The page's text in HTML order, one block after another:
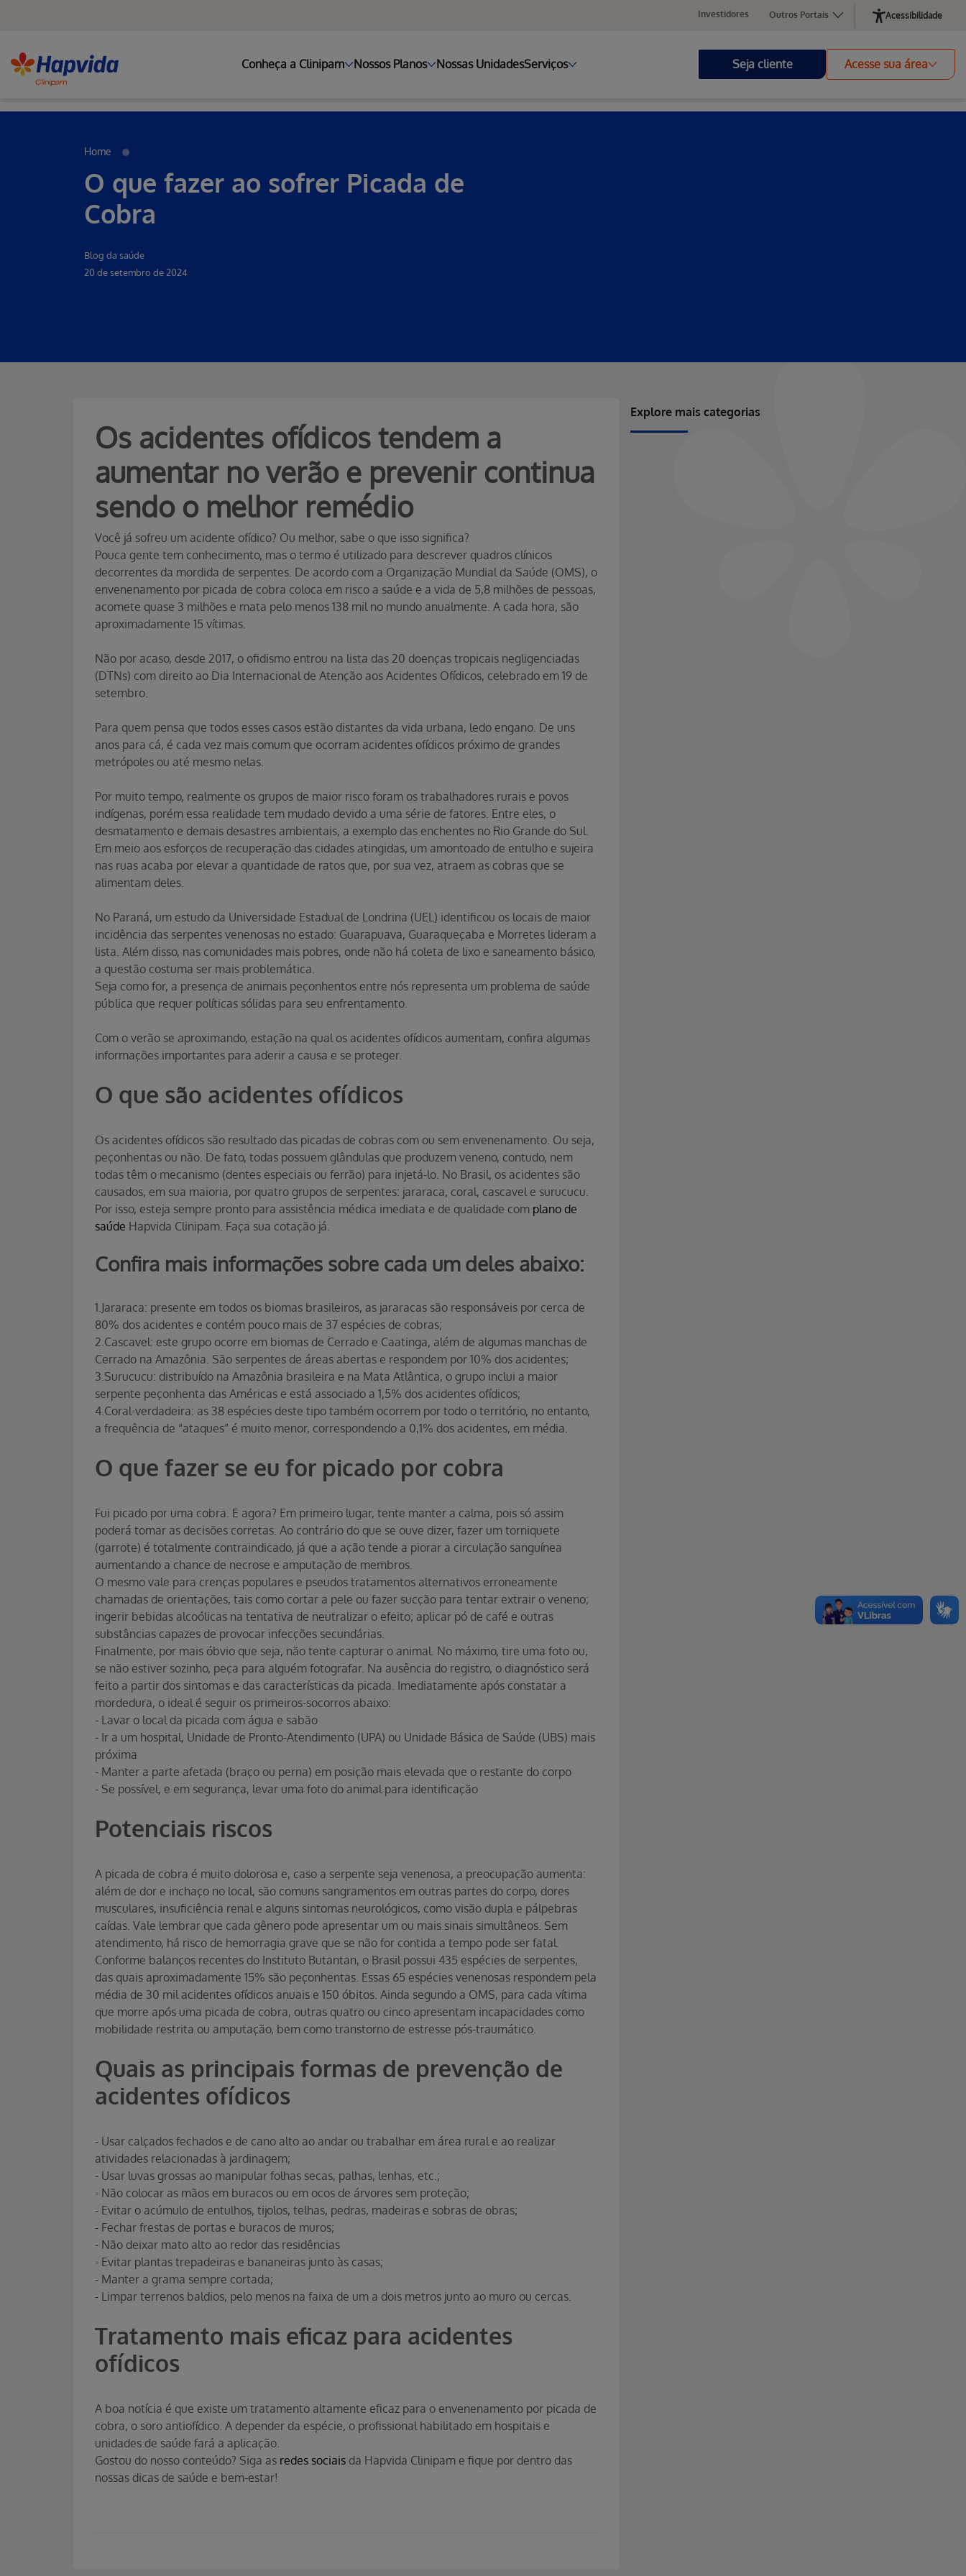
Pular para o Conteúdo principal
Investidores Outros Portais Acessibilidade
Conheça a Clinipam Nossos Planos Nossas UnidadesServiços Seja cliente Acesse sua área
Home
O que fazer ao sofrer Picada de
Cobra
Blog da saúde
20 de setembro de 2024
Os acidentes ofídicos tendem a
aumentar no verão e prevenir continua
sendo o melhor remédio
Você já sofreu um acidente ofídico? Ou melhor, sabe o que isso significa?
Pouca gente tem conhecimento, mas o termo é utilizado para descrever quadros clínicos
decorrentes da mordida de serpentes. De acordo com a Organização Mundial da Saúde (OMS), o
envenenamento por picada de cobra coloca em risco a saúde e a vida de 5,8 milhões de pessoas,
acomete quase 3 milhões e mata pelo menos 138 mil no mundo anualmente. A cada hora, são
aproximadamente 15 vítimas.
Não por acaso, desde 2017, o ofidismo entrou na lista das 20 doenças tropicais negligenciadas
(DTNs) com direito ao Dia Internacional de Atenção aos Acidentes Ofídicos, celebrado em 19 de
setembro.
Para quem pensa que todos esses casos estão distantes da vida urbana, ledo engano. De uns
anos para cá, é cada vez mais comum que ocorram acidentes ofídicos próximo de grandes
metrópoles ou até mesmo nelas.
Por muito tempo, realmente os grupos de maior risco foram os trabalhadores rurais e povos
indígenas, porém essa realidade tem mudado devido a uma série de fatores. Entre eles, o
desmatamento e demais desastres ambientais, a exemplo das enchentes no Rio Grande do Sul.
Em meio aos esforços de recuperação das cidades atingidas, um amontoado de entulho e sujeira
nas ruas acaba por elevar a quantidade de ratos que, por sua vez, atraem as cobras que se
alimentam deles.
No Paraná, um estudo da Universidade Estadual de Londrina (UEL) identificou os locais de maior
incidência das serpentes venenosas no estado: Guarapuava, Guaraqueçaba e Morretes lideram a
lista. Além disso, nas comunidades mais pobres, onde não há coleta de lixo e saneamento básico,
a questão costuma ser mais problemática.
Seja como for, a presença de animais peçonhentos entre nós representa um problema de saúde
pública que requer políticas sólidas para seu enfrentamento.
Com o verão se aproximando, estação na qual os acidentes ofídicos aumentam, confira algumas
informações importantes para aderir a causa e se proteger.
O que são acidentes ofídicos
Os acidentes ofídicos são resultado das picadas de cobras com ou sem envenenamento. Ou seja,
peçonhentas ou não. De fato, todas possuem glândulas que produzem veneno, contudo, nem
todas têm o mecanismo (dentes especiais ou ferrão) para injetá-lo. No Brasil, os acidentes são
causados, em sua maioria, por quatro grupos de serpentes: jararaca, coral, cascavel e surucucu.
Por isso, esteja sempre pronto para assistência médica imediata e de qualidade com plano de
saúde Hapvida Clinipam. Faça sua cotação já.
Confira mais informações sobre cada um deles abaixo:
1.Jararaca: presente em todos os biomas brasileiros, as jararacas são responsáveis por cerca de
80% dos acidentes e contém pouco mais de 37 espécies de cobras;
2.Cascavel: este grupo ocorre em biomas de Cerrado e Caatinga, além de algumas manchas de
Cerrado na Amazônia. São serpentes de áreas abertas e respondem por 10% dos acidentes;
3.Surucucu: distribuído na Amazônia brasileira e na Mata Atlântica, o grupo inclui a maior
serpente peçonhenta das Américas e está associado a 1,5% dos acidentes ofídicos;
4.Coral-verdadeira: as 38 espécies deste tipo também ocorrem por todo o território, no entanto,
a frequência de “ataques” é muito menor, correspondendo a 0,1% dos acidentes, em média.
O que fazer se eu for picado por cobra
Fui picado por uma cobra. E agora? Em primeiro lugar, tente manter a calma, pois só assim
poderá tomar as decisões corretas. Ao contrário do que se ouve dizer, fazer um torniquete
(garrote) é totalmente contraindicado, já que a ação tende a piorar a circulação sanguínea
aumentando a chance de necrose e amputação de membros.
O mesmo vale para crenças populares e pseudos tratamentos alternativos erroneamente
chamadas de orientações, tais como cortar a pele ou fazer sucção para tentar extrair o veneno;
ingerir bebidas alcoólicas na tentativa de neutralizar o efeito; aplicar pó de café e outras
substâncias capazes de provocar infecções secundárias.
Finalmente, por mais óbvio que seja, não tente capturar o animal. No máximo, tire uma foto ou,
se não estiver sozinho, peça para alguém fotografar. Na ausência do registro, o diagnóstico será
feito a partir dos sintomas e das características da picada. Imediatamente após constatar a
mordedura, o ideal é seguir os primeiros-socorros abaixo:
- Lavar o local da picada com água e sabão
- Ir a um hospital, Unidade de Pronto-Atendimento (UPA) ou Unidade Básica de Saúde (UBS) mais
próxima
- Manter a parte afetada (braço ou perna) em posição mais elevada que o restante do corpo
- Se possível, e em segurança, levar uma foto do animal para identificação
Potenciais riscos
A picada de cobra é muito dolorosa e, caso a serpente seja venenosa, a preocupação aumenta:
além de dor e inchaço no local, são comuns sangramentos em outras partes do corpo, dores
musculares, insuficiência renal e alguns sintomas neurológicos, como visão dupla e pálpebras
caídas. Vale lembrar que cada gênero pode apresentar um ou mais sinais simultâneos. Sem
atendimento, há risco de hemorragia grave que se não for contida a tempo pode ser fatal.
Conforme balanços recentes do Instituto Butantan, o Brasil possui 435 espécies de serpentes,
das quais aproximadamente 15% são peçonhentas. Essas 65 espécies venenosas respondem pela
média de 30 mil acidentes ofídicos anuais e 150 óbitos. Ainda segundo a OMS, para cada vítima
que morre após uma picada de cobra, outras quatro ou cinco apresentam incapacidades como
mobilidade restrita ou amputação, bem como transtorno de estresse pós-traumático.
Quais as principais formas de prevenção de
acidentes ofídicos
- Usar calçados fechados e de cano alto ao andar ou trabalhar em área rural e ao realizar
atividades relacionadas à jardinagem;
- Usar luvas grossas ao manipular folhas secas, palhas, lenhas, etc.;
- Não colocar as mãos em buracos ou em ocos de árvores sem proteção;
- Evitar o acúmulo de entulhos, tijolos, telhas, pedras, madeiras e sobras de obras;
- Fechar frestas de portas e buracos de muros;
- Não deixar mato alto ao redor das residências
- Evitar plantas trepadeiras e bananeiras junto às casas;
- Manter a grama sempre cortada;
- Limpar terrenos baldios, pelo menos na faixa de um a dois metros junto ao muro ou cercas.
Tratamento mais eficaz para acidentes
ofídicos
A boa notícia é que existe um tratamento altamente eficaz para o envenenamento por picada de
cobra, o soro antiofídico. A depender da espécie, o profissional habilitado em hospitais e
unidades de saúde fará a aplicação.
Gostou do nosso conteúdo? Siga as redes sociais da Hapvida Clinipam e fique por dentro das
nossas dicas de saúde e bem-estar!
Explore mais categorias